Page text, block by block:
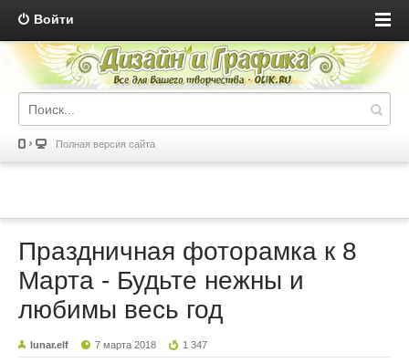
Войти
Полная версия сайта
Праздничная фоторамка к 8
Марта - Будьте нежны и
любимы весь год
lunar.elf 7 марта 2018 1 347